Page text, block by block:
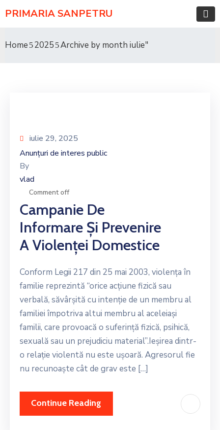
PRIMARIA SANPETRU
Home 2025 Archive by month iulie"
iulie 29, 2025
Anunțuri de interes public
By
vlad
Comment off
Campanie De
Informare Și Prevenire
A Violenței Domestice
Conform Legii 217 din 25 mai 2003, violența în
familie reprezintă “orice acțiune fizică sau
verbală, săvârșită cu intenție de un membru al
familiei împotriva altui membru al aceleiași
familii, care provoacă o suferință fizică, psihică,
sexuală sau un prejudiciu material”.Ieșirea dintr-
o relație violentă nu este ușoară. Agresorul fie
nu recunoaște cât de grav este […]
Continue Reading